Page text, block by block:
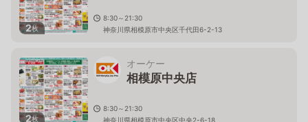
2枚
8:30～21:30
神奈川県相模原市中央区千代田6-2-13
2枚
オーケー
相模原中央店
8:30～21:30
神奈川県相模原市中央区中央2-6-18